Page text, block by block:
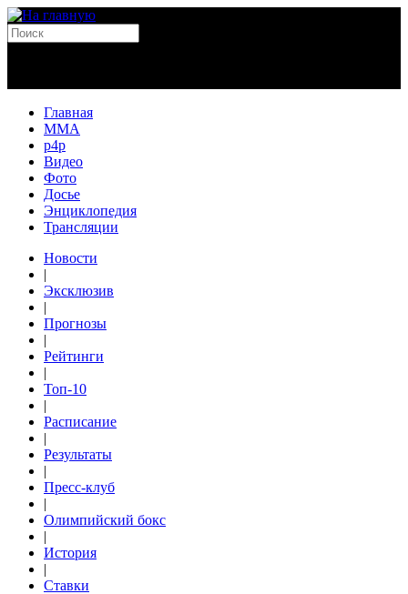
Главная
MMA
p4p
Видео
Фото
Досье
Энциклопедия
Трансляции
Новости
|
Эксклюзив
|
Прогнозы
|
Рейтинги
|
Топ-10
|
Расписание
|
Результаты
|
Пресс-клуб
|
Олимпийский бокс
|
История
|
Ставки